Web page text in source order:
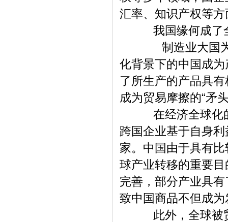
汇率、知识产权等
我国缘何成了全
制造业大国为何
化背景下的中国成
了所生产的产品具
成为贸易摩擦的“矛
在经济全球化的
跨国企业基于自身
家。中国由于具有
球产业转移的重要
完善，部分产业具
致中国商品不但成
此外，全球被贸